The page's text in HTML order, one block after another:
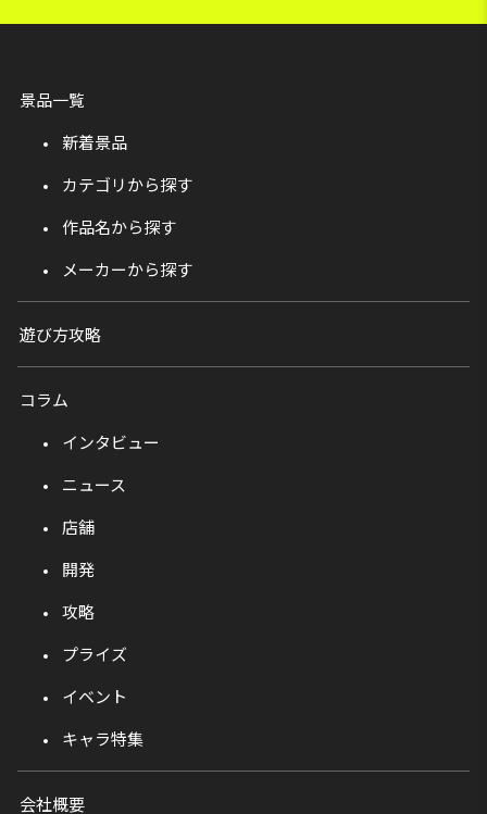
景品一覧
新着景品
カテゴリから探す
作品名から探す
メーカーから探す
遊び方攻略
コラム
インタビュー
ニュース
店舗
開発
攻略
プライズ
イベント
キャラ特集
会社概要